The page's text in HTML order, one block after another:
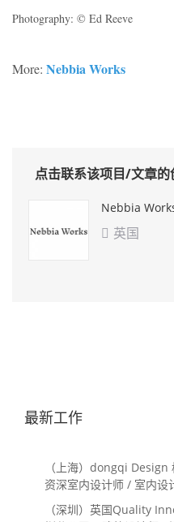
Photography: © Ed Reeve
More: Nebbia Works
点击联系该项目/文章
Nebbia
 英国
最新工作
（上海）dongqi
资深室内设计师 / 室内设
系主管 / 设计实习生（常
（深圳）英国Quality